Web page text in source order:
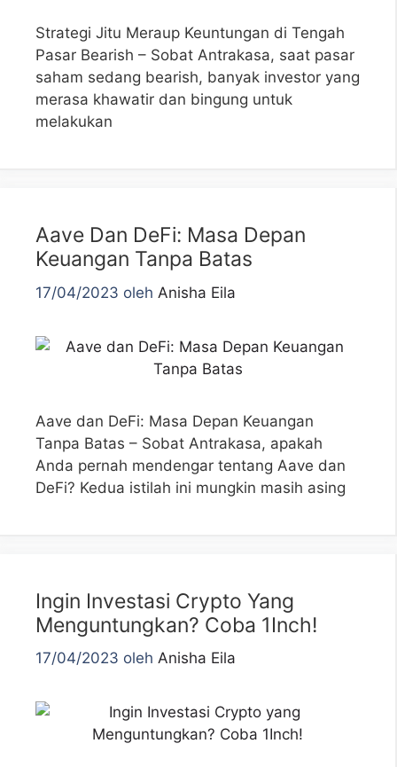
Strategi Jitu Meraup Keuntungan di Tengah
Pasar Bearish – Sobat Antrakasa, saat pasar
saham sedang bearish, banyak investor yang
merasa khawatir dan bingung untuk
melakukan
Aave Dan DeFi: Masa Depan
Keuangan Tanpa Batas
17/04/2023 oleh Anisha Eila
Aave dan DeFi: Masa Depan Keuangan
Tanpa Batas – Sobat Antrakasa, apakah
Anda pernah mendengar tentang Aave dan
DeFi? Kedua istilah ini mungkin masih asing
Ingin Investasi Crypto Yang
Menguntungkan? Coba 1Inch!
17/04/2023 oleh Anisha Eila